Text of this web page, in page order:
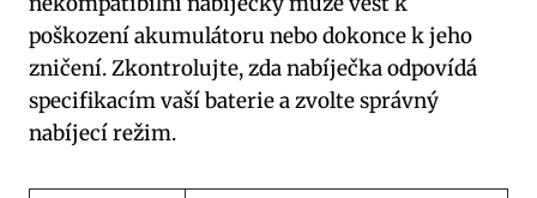
poškození akumulátoru nebo dokonce k jeho
zničení. Zkontrolujte, zda nabíječka odpovídá
specifikacím vaší baterie a zvolte správný
nabíjecí režim.